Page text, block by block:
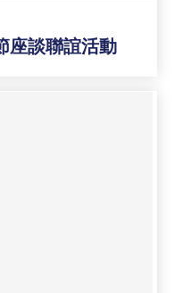
座談聯誼活動